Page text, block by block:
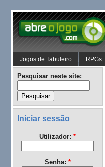
Jogos de Tabuleiro RPGs
Pesquisar neste site:
Iniciar sessão
Utilizador: *
Senha: *